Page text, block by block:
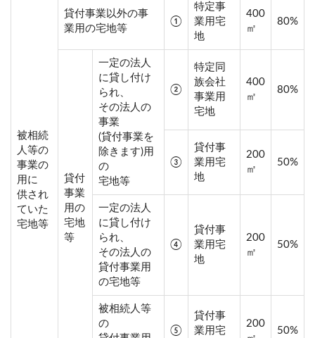
被相続
人等の
事業の
用に
供され
ていた
宅地等
貸付事業以外の事
業用の宅地等
①
特定事
業用宅
地
400
㎡
80%
貸付
事業
用の
宅地
等
一定の法人
に貸し付け
られ、
その法人の
事業
(貸付事業を
除きます)用
の
宅地等
②
特定同
族会社
事業用
宅地
400
㎡
80%
③
貸付事
業用宅
地
200
㎡
50%
一定の法人
に貸し付け
られ、
その法人の
貸付事業用
の宅地等
④
貸付事
業用宅
地
200
㎡
50%
被相続人等
の
⑤
貸付事
業用宅
200
50%